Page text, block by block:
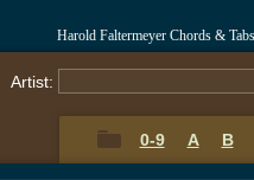
Harold Faltermeyer Chords & Tabs
Artist:
0-9 A B